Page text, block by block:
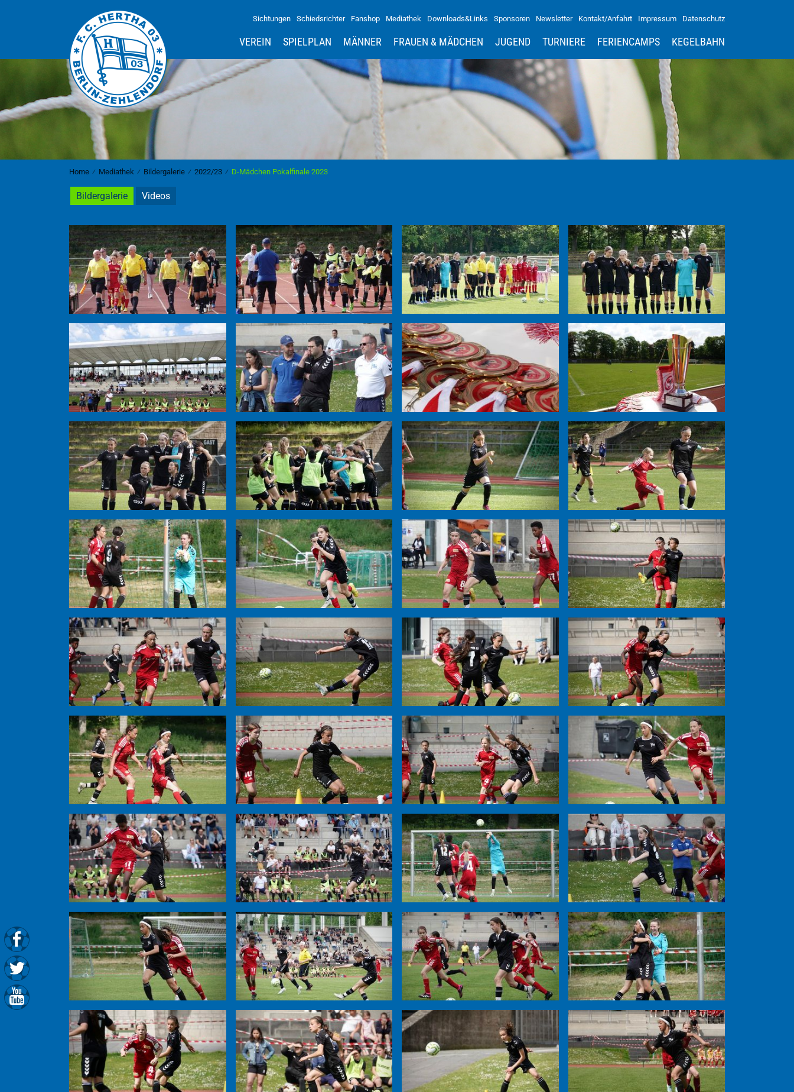
Sichtungen Schiedsrichter Fanshop Mediathek Downloads&Links Sponsoren Newsletter Kontakt/Anfahrt Impressum Datenschutz
VEREIN SPIELPLAN MÄNNER FRAUEN & MÄDCHEN JUGEND TURNIERE FERIENCAMPS KEGELBAHN
Home ⁄ Mediathek ⁄ Bildergalerie ⁄ 2022/23 ⁄ D-Mädchen Pokalfinale 2023
Bildergalerie Videos